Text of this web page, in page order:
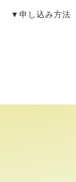
▼申し込み方